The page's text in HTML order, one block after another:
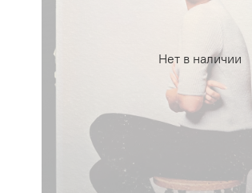
Нет в наличии